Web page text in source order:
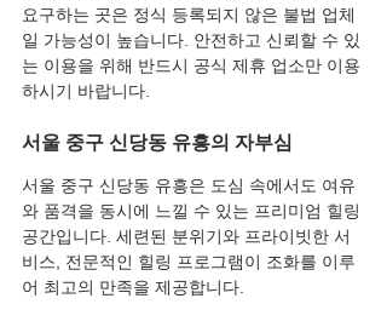
요구하는 곳은 정식 등록되지 않은 불법 업체
일 가능성이 높습니다. 안전하고 신뢰할 수 있
는 이용을 위해 반드시 공식 제휴 업소만 이용
하시기 바랍니다.
서울 중구 신당동 유흥의 자부심
서울 중구 신당동 유흥은 도심 속에서도 여유
와 품격을 동시에 느낄 수 있는 프리미엄 힐링
공간입니다. 세련된 분위기와 프라이빗한 서
비스, 전문적인 힐링 프로그램이 조화를 이루
어 최고의 만족을 제공합니다.